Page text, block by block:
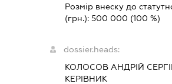
Розмір внеску до
(грн.): 500 000 (100 %)
dossier.heads:
КОЛОСОВ АНДРІЙ
КЕРІВНИК